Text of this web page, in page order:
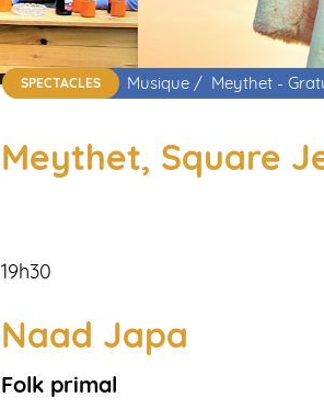
SPECTACLES Musique / Meythet -
Meythet, Square
19h30
Naad Japa
Folk primal